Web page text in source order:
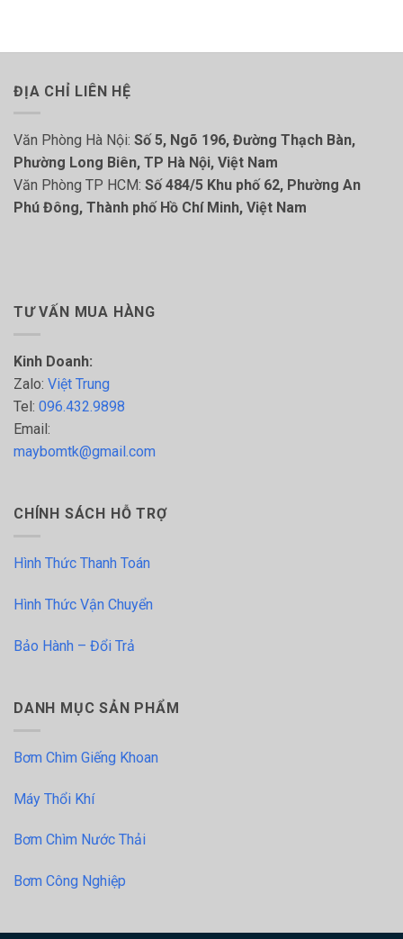
ĐỊA CHỈ LIÊN HỆ
Văn Phòng Hà Nội: Số 5, Ngõ 196, Đường Thạch Bàn,
Phường Long Biên, TP Hà Nội, Việt Nam
Văn Phòng TP HCM: Số 484/5 Khu phố 62, Phường An
Phú Đông, Thành phố Hồ Chí Minh, Việt Nam
TƯ VẤN MUA HÀNG
Kinh Doanh:
Zalo: Việt Trung
Tel: 096.432.9898
Email:
maybomtk@gmail.com
CHÍNH SÁCH HỖ TRỢ
Hình Thức Thanh Toán
Hình Thức Vận Chuyển
Bảo Hành – Đổi Trả
DANH MỤC SẢN PHẨM
Bơm Chìm Giếng Khoan
Máy Thổi Khí
Bơm Chìm Nước Thải
Bơm Công Nghiệp